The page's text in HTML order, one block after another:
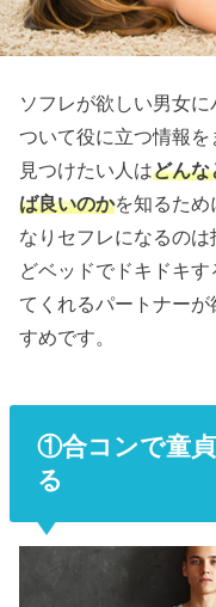
ソフレが欲しい男女
ついて役に立つ情報
見つけたい人はどんな
ば良いのかを知るため
なりセフレになるの
どベッドでドキドキ
てくれるパートナー
すめです。
①合コンで童
る